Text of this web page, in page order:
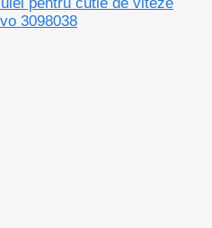
3098038